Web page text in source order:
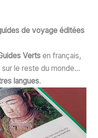
de voyage éditées
Vertsen français,
le reste du monde…
langues.